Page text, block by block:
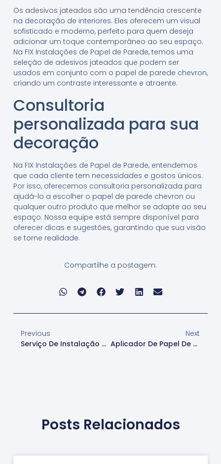
Os adesivos jateados são uma tendência crescente
na decoração de interiores. Eles oferecem um visual
sofisticado e moderno, perfeito para quem deseja
adicionar um toque contemporâneo ao seu espaço.
Na FIX Instalações de Papel de Parede, temos uma
seleção de adesivos jateados que podem ser
usados em conjunto com o papel de parede chevron,
criando um contraste interessante e atraente.
Consultoria
personalizada para sua
decoração
Na FIX Instalações de Papel de Parede, entendemos
que cada cliente tem necessidades e gostos únicos.
Por isso, oferecemos consultoria personalizada para
ajudá-lo a escolher o papel de parede chevron ou
qualquer outro produto que melhor se adapte ao seu
espaço. Nossa equipe está sempre disponível para
oferecer dicas e sugestões, garantindo que sua visão
se torne realidade.
Compartilhe a postagem:
Previous
Serviço De Instalação De Papel De Parede Chevron Em Cotia
Next
Aplicador De Papel De Parede Chevron Em Cotia
Posts Relacionados